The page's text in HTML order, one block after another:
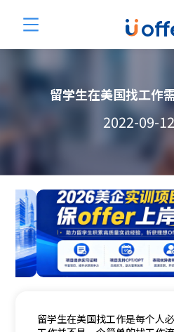
留学生在美国找工作
2022-09-
留学生在美国找工作是每个人